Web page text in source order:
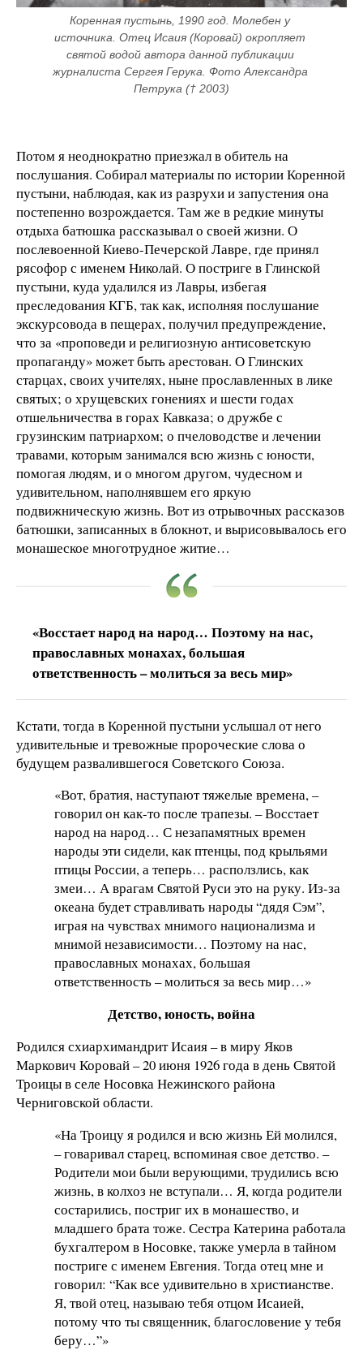
Коренная пустынь, 1990 год. Молебен у
источника. Отец Исаия (Коровай) окропляет
святой водой автора данной публикации
журналиста Сергея Герука. Фото Александра
Петрука († 2003)
Потом я неоднократно приезжал в обитель на
послушания. Собирал материалы по истории Коренной
пустыни, наблюдая, как из разрухи и запустения она
постепенно возрождается. Там же в редкие минуты
отдыха батюшка рассказывал о своей жизни. О
послевоенной Киево-Печерской Лавре, где принял
рясофор с именем Николай. О постриге в Глинской
пустыни, куда удалился из Лавры, избегая
преследования КГБ, так как, исполняя послушание
экскурсовода в пещерах, получил предупреждение,
что за «проповеди и религиозную антисоветскую
пропаганду» может быть арестован. О Глинских
старцах, своих учителях, ныне прославленных в лике
святых; о хрущевских гонениях и шести годах
отшельничества в горах Кавказа; о дружбе с
грузинским патриархом; о пчеловодстве и лечении
травами, которым занимался всю жизнь с юности,
помогая людям, и о многом другом, чудесном и
удивительном, наполнявшем его яркую
подвижническую жизнь. Вот из отрывочных рассказов
батюшки, записанных в блокнот, и вырисовывалось его
монашеское многотрудное житие…
«Восстает народ на народ… Поэтому на нас,
православных монахах, большая
ответственность – молиться за весь мир»
Кстати, тогда в Коренной пустыни услышал от него
удивительные и тревожные пророческие слова о
будущем развалившегося Советского Союза.
«Вот, братия, наступают тяжелые времена, –
говорил он как-то после трапезы. – Восстает
народ на народ… С незапамятных времен
народы эти сидели, как птенцы, под крыльями
птицы России, а теперь… расползлись, как
змеи… А врагам Святой Руси это на руку. Из-за
океана будет стравливать народы “дядя Сэм”,
играя на чувствах мнимого национализма и
мнимой независимости… Поэтому на нас,
православных монахах, большая
ответственность – молиться за весь мир…»
Детство, юность, война
Родился схиархимандрит Исаия – в миру Яков
Маркович Коровай – 20 июня 1926 года в день Святой
Троицы в селе Носовка Нежинского района
Черниговской области.
«На Троицу я родился и всю жизнь Ей молился,
– говаривал старец, вспоминая свое детство. –
Родители мои были верующими, трудились всю
жизнь, в колхоз не вступали… Я, когда родители
состарились, постриг их в монашество, и
младшего брата тоже. Сестра Катерина работала
бухгалтером в Носовке, также умерла в тайном
постриге с именем Евгения. Тогда отец мне и
говорил: “Как все удивительно в христианстве.
Я, твой отец, называю тебя отцом Исаией,
потому что ты священник, благословение у тебя
беру…”»